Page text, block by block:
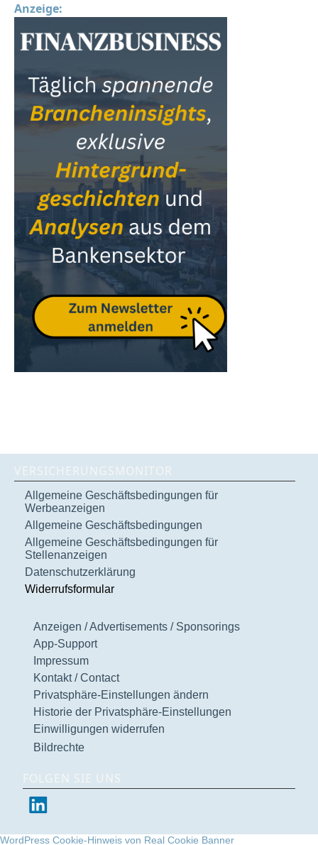
Anzeige:
VERSICHERUNGSMONITOR
Allgemeine Geschäftsbedingungen für
Werbeanzeigen
Allgemeine Geschäftsbedingungen
Allgemeine Geschäftsbedingungen für
Stellenanzeigen
Datenschutzerklärung
Widerrufsformular
Anzeigen / Advertisements / Sponsorings
App-Support
Impressum
Kontakt / Contact
Privatsphäre-Einstellungen ändern
Historie der Privatsphäre-Einstellungen
Einwilligungen widerrufen
Bildrechte
FOLGEN SIE UNS
WordPress Cookie-Hinweis von Real Cookie Banner